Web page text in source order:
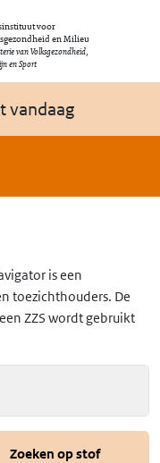
voor
en Milieu
van Volksgezondheid,
en Sport
vandaag
is een
toezichthouders. De
ZZS wordt gebruikt
Zoeken op stof